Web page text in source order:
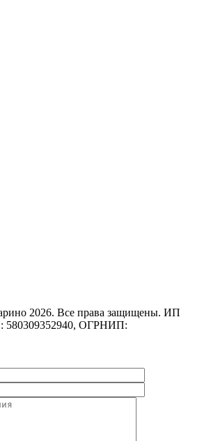
2026. Все права защищены. ИП
ОГРНИП: